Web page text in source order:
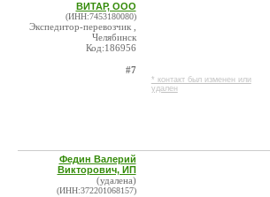
ВИТАР, ООО
(ИНН:7453180080)
Экспедитор-перевозчик ,
Челябинск
Код:186956
#7
* контакт был изменен или
удален
Федин Валерий
Викторович, ИП
(удалена)
(ИНН:372201068157)